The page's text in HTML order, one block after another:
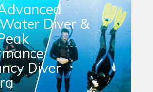
Diver &
Diver